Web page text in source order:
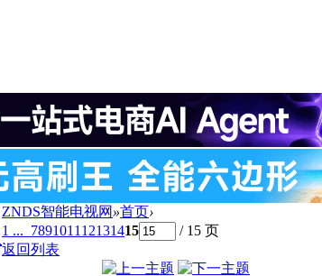
ZNDS智能电视网 »首页›
1 ... 7891011 12131415
/ 15 页
返回列表